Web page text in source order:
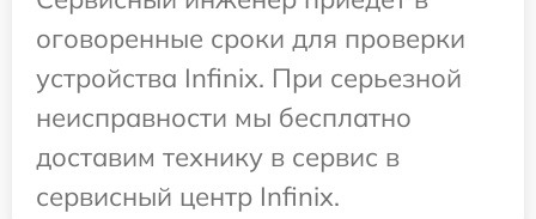
оговоренные сроки для проверки
устройства Infinix. При серьезной
неисправности мы бесплатно
доставим технику в сервис в
сервисный центр Infinix.